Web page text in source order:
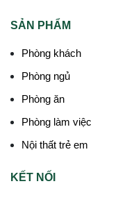
SẢN PHẨM
Phòng khách
Phòng ngủ
Phòng ăn
Phòng làm việc
Nội thất trẻ em
KẾT NỐI